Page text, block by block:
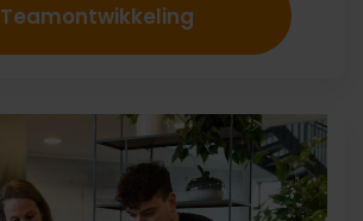
Teamontwikkeling